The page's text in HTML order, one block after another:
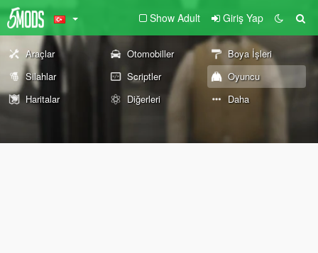
Show Adult Giriş Yap
Araçlar Otomobiller
Boya İşleri
Silahlar
Scriptler
Oyuncu
Haritalar
Diğerleri Daha